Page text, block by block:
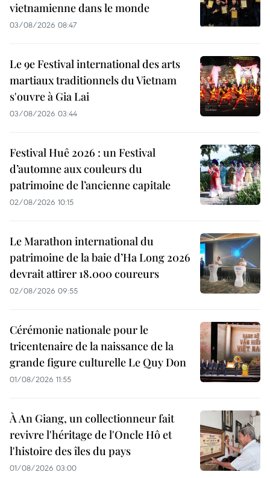
vietnamienne dans le monde
03/08/2026 08:47
Le 9e Festival international des arts
martiaux traditionnels du Vietnam
s'ouvre à Gia Lai
03/08/2026 03:44
Festival Huê 2026 : un Festival
d’automne aux couleurs du
patrimoine de l’ancienne capitale
02/08/2026 10:15
Le Marathon international du
patrimoine de la baie d’Ha Long 2026
devrait attirer 18.000 coureurs
02/08/2026 09:55
Cérémonie nationale pour le
tricentenaire de la naissance de la
grande figure culturelle Le Quy Don
01/08/2026 11:55
À An Giang, un collectionneur fait
revivre l'héritage de l'Oncle Hô et
l'histoire des îles du pays
01/08/2026 03:00